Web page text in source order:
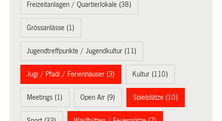
Freizeitanlagen / Quartierlokale (38)
Grössanlässe (1)
Jugendtreffpunkte / Jugendkultur (11)
Jugi / Pfadi / Ferienhäuser (3) Kultur (110)
Meetings (1) Open Air (9) Spielplätze (10)